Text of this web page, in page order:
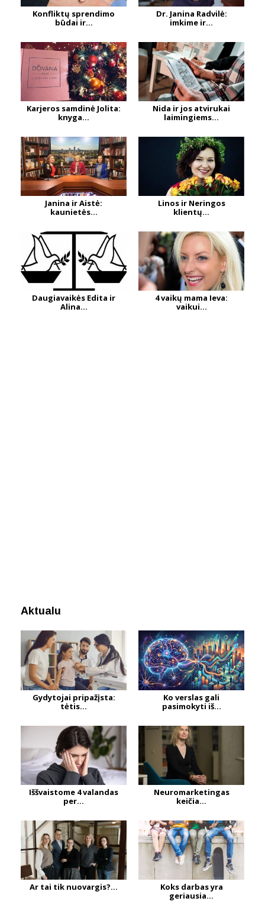
Konfliktų sprendimo
būdai ir...
Dr. Janina Radvilė:
imkime ir...
Karjeros samdinė Jolita:
knyga...
Nida ir jos atvirukai
laimingiems...
Janina ir Aistė:
kaunietės...
Linos ir Neringos
klientų...
Daugiavaikės Edita ir
Alina...
4 vaikų mama Ieva:
vaikui...
Aktualu
Gydytojai pripažįsta:
tėtis...
Ko verslas gali
pasimokyti iš...
Iššvaistome 4 valandas
per...
Neuromarketingas
keičia...
Ar tai tik nuovargis?...
Koks darbas yra
geriausia...